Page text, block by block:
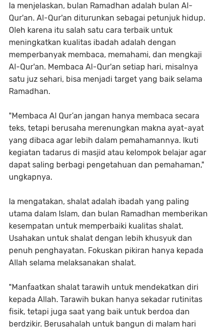
Ia menjelaskan, bulan Ramadhan adalah bulan Al-
Qur'an. Al-Qur'an diturunkan sebagai petunjuk hidup.
Oleh karena itu salah satu cara terbaik untuk
meningkatkan kualitas ibadah adalah dengan
memperbanyak membaca, memahami, dan mengkaji
Al-Qur'an. Membaca Al-Qur'an setiap hari, misalnya
satu juz sehari, bisa menjadi target yang baik selama
Ramadhan.
"Membaca Al Qur’an jangan hanya membaca secara
teks, tetapi berusaha merenungkan makna ayat-ayat
yang dibaca agar lebih dalam pemahamannya. Ikuti
kegiatan tadarus di masjid atau kelompok belajar agar
dapat saling berbagi pengetahuan dan pemahaman,"
ungkapnya.
Ia mengatakan, shalat adalah ibadah yang paling
utama dalam Islam, dan bulan Ramadhan memberikan
kesempatan untuk memperbaiki kualitas shalat.
Usahakan untuk shalat dengan lebih khusyuk dan
penuh penghayatan. Fokuskan pikiran hanya kepada
Allah selama melaksanakan shalat.
"Manfaatkan shalat tarawih untuk mendekatkan diri
kepada Allah. Tarawih bukan hanya sekadar rutinitas
fisik, tetapi juga saat yang baik untuk berdoa dan
berdzikir. Berusahalah untuk bangun di malam hari